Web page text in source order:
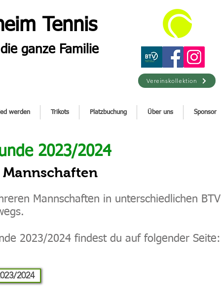
Tennis
ganze Familie
Vereinskollektion
werden Trikots Platzbuchung Über uns Sponsor
2023/2024
Mannschaften in unterschiedlichen BTV
2023/2024 findest du auf folgender Seite:
2024